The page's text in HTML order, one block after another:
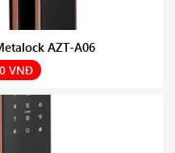
AZT-A06
VNĐ